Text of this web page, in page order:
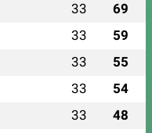
33 69
33 59
33 55
33 54
33 48